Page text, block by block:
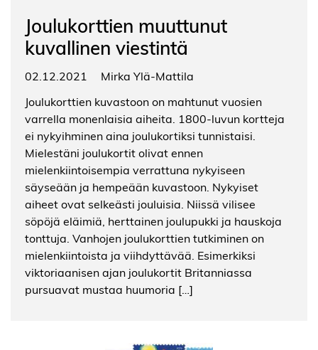
Joulukorttien muuttunut
kuvallinen viestintä
02.12.2021
Mirka Ylä-Mattila
Joulukorttien kuvastoon on mahtunut vuosien
varrella monenlaisia aiheita. 1800-luvun kortteja
ei nykyihminen aina joulukortiksi tunnistaisi.
Mielestäni joulukortit olivat ennen
mielenkiintoisempia verrattuna nykyiseen
säyseään ja hempeään kuvastoon. Nykyiset
aiheet ovat selkeästi jouluisia. Niissä vilisee
söpöjä eläimiä, herttainen joulupukki ja hauskoja
tonttuja. Vanhojen joulukorttien tutkiminen on
mielenkiintoista ja viihdyttävää. Esimerkiksi
viktoriaanisen ajan joulukortit Britanniassa
pursuavat mustaa huumoria […]